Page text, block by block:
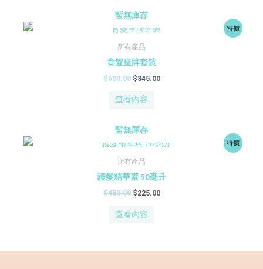
特價
暫無庫存
所有產品
育髮皇牌套裝
$600.00
始
價
$600.00。
$345.00
前
查看內容
特價
暫無庫存
所有產品
護髮精華素 50毫升
$450.00
始
價
$450.00。
$225.00
前
$225.00。
查看內容